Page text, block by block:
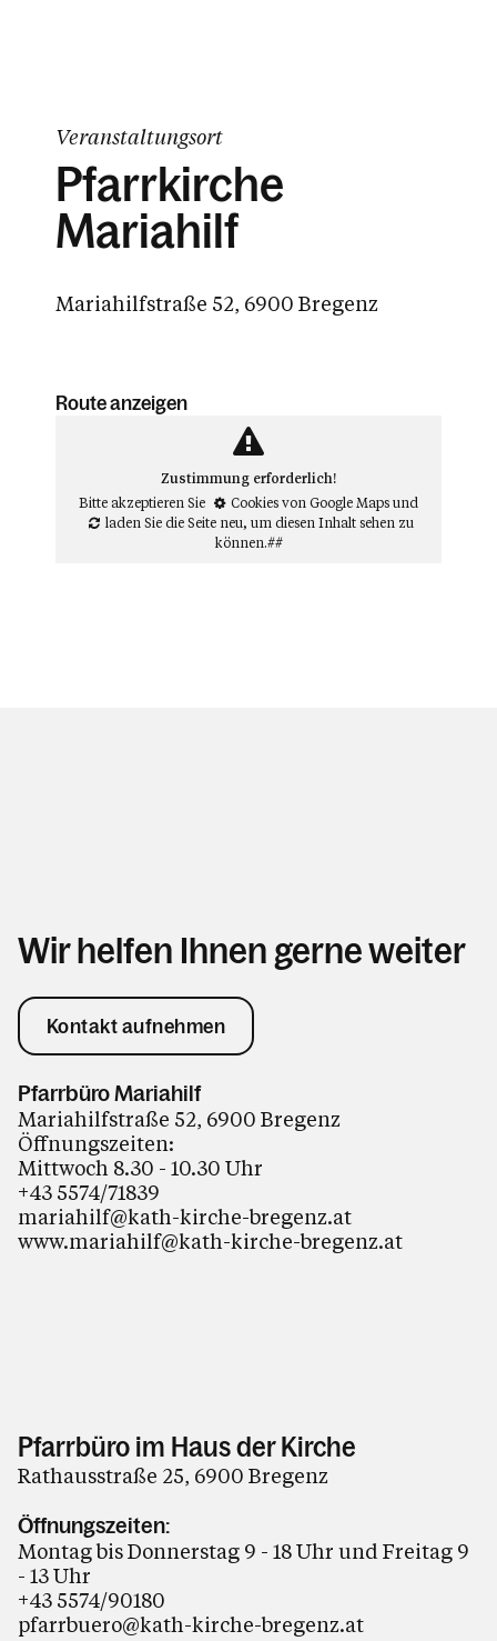
Veranstaltungsort
Pfarrkirche
Mariahilf
Mariahilfstraße 52, 6900 Bregenz
Route anzeigen
Zustimmung erforderlich!
Bitte akzeptieren Sie
Cookies von Google Mapsund
laden Sie die Seite neu, um diesen Inhalt sehen zu
können.##
Wir helfen Ihnen gerne weiter
Kontakt aufnehmen
Pfarrbüro Mariahilf
Mariahilfstraße 52, 6900 Bregenz
Öffnungszeiten:
Mittwoch 8.30 - 10.30 Uhr
+43 5574/71839
mariahilf@kath-kirche-bregenz.at
www.mariahilf@kath-kirche-bregenz.at
Pfarrbüro im Haus der Kirche
Rathausstraße 25, 6900 Bregenz
Öffnungszeiten:
Montag bis Donnerstag 9 - 18 Uhr und Freitag 9
- 13 Uhr
+43 5574/90180
pfarrbuero@kath-kirche-bregenz.at